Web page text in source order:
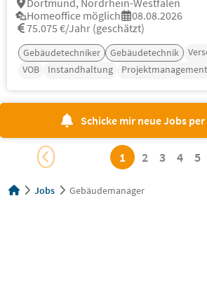
Dortmund, Nordrhein-Westfalen
Homeoffice möglich
08.08.2026
75.075 €/Jahr (geschätzt)
Gebäudetechniker Gebäudetechnik
VOB
Instandhaltung Projektmanagement
Schicke mir neue Jobs per
1 2 3 4 5
Jobs Gebäudemanager